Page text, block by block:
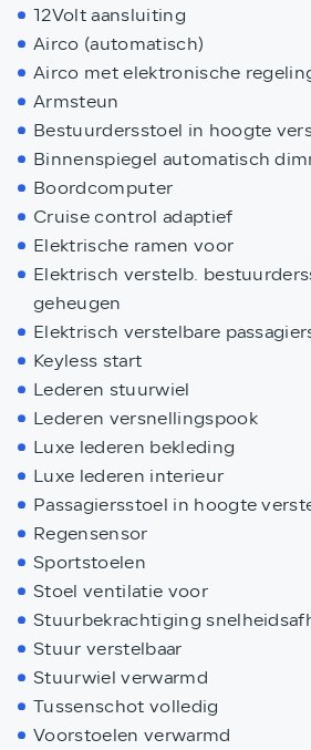
12Volt aansluiting
Airco (automatisch)
Airco met elektronische
Armsteun
Bestuurdersstoel in hoogte
Binnenspiegel automatisch
Boordcomputer
Cruise control adaptief
Elektrische ramen voor
Elektrisch verstelb.
geheugen
Elektrisch verstelbare
Keyless start
Lederen stuurwiel
Lederen versnellingspook
Luxe lederen bekleding
Luxe lederen interieur
Passagiersstoel in hoogte
Regensensor
Sportstoelen
Stoel ventilatie voor
Stuurbekrachtiging
Stuur verstelbaar
Stuurwiel verwarmd
Tussenschot volledig
Voorstoelen verwarmd